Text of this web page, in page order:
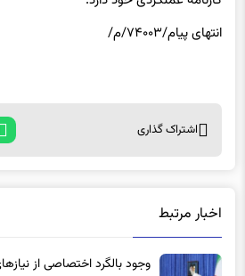
انتهای پیام/۷۴۰۰۳/م/
اشتراک گذاری
اخبار مرتبط
وجود بالگرد اختصاصی از